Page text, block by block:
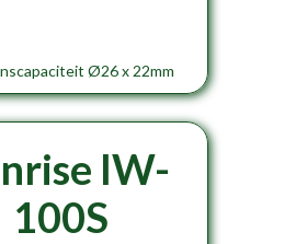
Ø26 x 22mm
IW-
100S